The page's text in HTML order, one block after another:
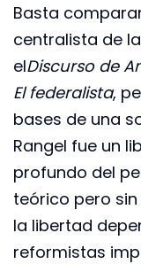
Basta
centralista de la
elDiscurso de
El federalista,
bases de una
Rangel fue un
profundo del
teórico pero
la libertad
reformistas